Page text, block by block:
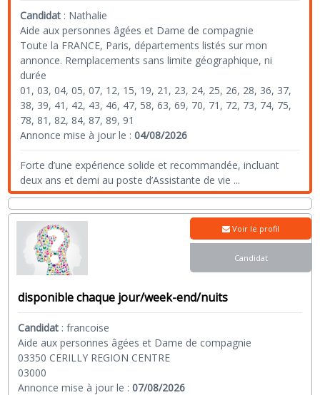
Candidat : Nathalie
Aide aux personnes âgées et Dame de compagnie
Toute la FRANCE, Paris, départements listés sur mon
annonce. Remplacements sans limite géographique, ni
durée
01, 03, 04, 05, 07, 12, 15, 19, 21, 23, 24, 25, 26, 28, 36, 37,
38, 39, 41, 42, 43, 46, 47, 58, 63, 69, 70, 71, 72, 73, 74, 75,
78, 81, 82, 84, 87, 89, 91
Annonce mise à jour le :04/08/2026
Forte d’une expérience solide et recommandée, incluant
deux ans et demi au poste d’Assistante de vie ...
disponible chaque jour/week-end/nuits
Candidat :francoise
Aide aux personnes âgées et Dame de compagnie
03350 CERILLY REGION CENTRE
03000
Annonce mise à jour le :07/08/2026
Voir le profil
Candidat